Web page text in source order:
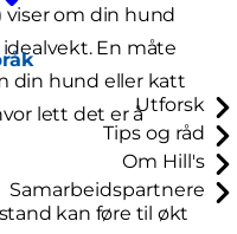
Utforsk
Tips og råd
Om Hill's
Samarbeidspartnere
viser om din hund
En måte
din hund eller katt
lett det er å
kan føre til økt